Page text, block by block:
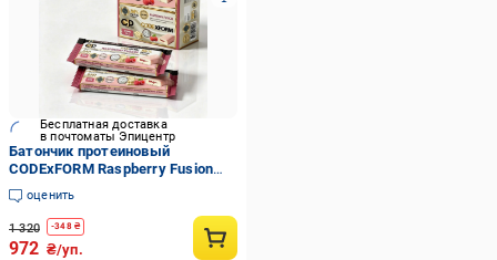
Бесплатная доставка
в почтоматы Эпицентр
Батончик протеиновый
CODExFORM Raspberry Fusion
без сахара 36% протеина 12 шт.
(BOX-BAR-FUSION-01)
оценить
1 320 -348₴
972 ₴/уп.